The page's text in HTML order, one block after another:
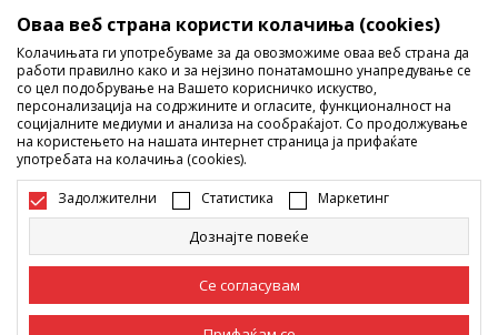
социјалните мрежи и дознајте за попусти, промоции и
нови производи!
Македонија Промена
Оваа веб страна користи колачиња (cookies)
Колачињата ги употребуваме за да овозможиме оваа веб страна да
работи правилно како и за нејзино понатамошно унапредување се
со цел подобрување на Вашето корисничко искуство,
персонализација на содржините и огласите, функционалност на
социјалните медиуми и анализа на сообраќајот. Со продолжување
на користењето на нашата интернет страница ја прифаќате
употребата на колачиња (cookies).
Задолжителни Статистика Маркетинг
Дознајте повеќе
Се согласувам